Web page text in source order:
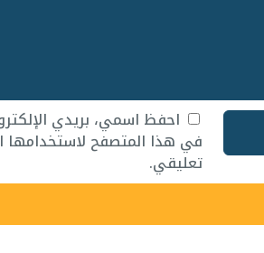
احفظ اسمي، بريدي
في هذا المتصفح لاستخدامها
تعليقي.